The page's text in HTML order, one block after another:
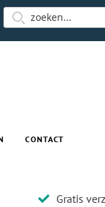
CONTACT
Gratis